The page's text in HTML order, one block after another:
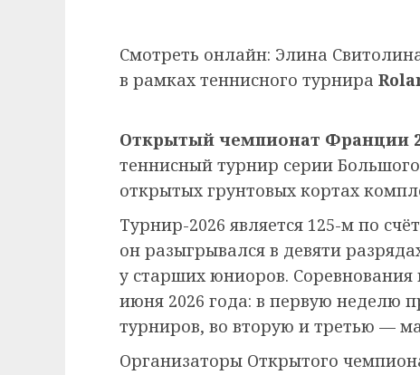
Смотреть онлайн: Элина
в рамках теннисного турнира
Открытый чемпионат Франции
теннисный турнир серии
открытых грунтовых кортах
Турнир-2026 является 125-м по
он разыгрывался в девяти
у старших юниоров.
июня 2026 года: в первую неделю
турниров, во вторую и третью —
Организаторы Открытого